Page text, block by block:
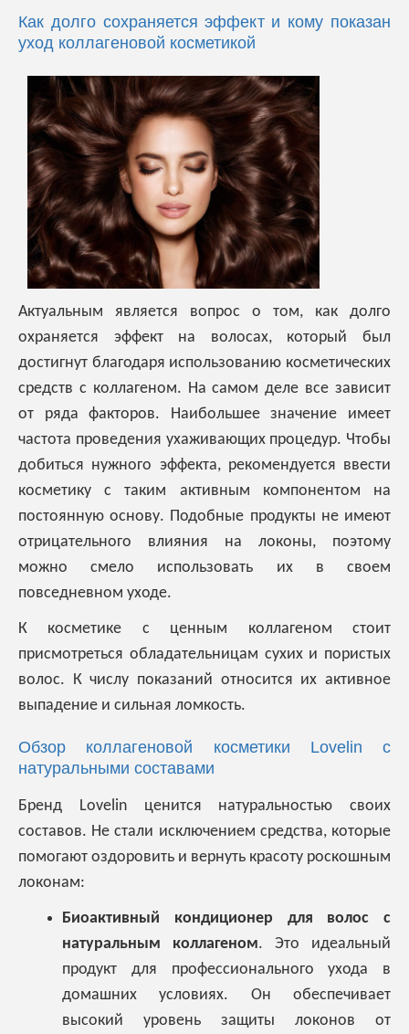
Как долго сохраняется эффект и кому показан
уход коллагеновой косметикой
Актуальным является вопрос о том, как долго
охраняется эффект на волосах, который был
достигнут благодаря использованию косметических
средств с коллагеном. На самом деле все зависит
от ряда факторов. Наибольшее значение имеет
частота проведения ухаживающих процедур. Чтобы
добиться нужного эффекта, рекомендуется ввести
косметику с таким активным компонентом на
постоянную основу. Подобные продукты не имеют
отрицательного влияния на локоны, поэтому
можно смело использовать их в своем
повседневном уходе.
К косметике с ценным коллагеном стоит
присмотреться обладательницам сухих и пористых
волос. К числу показаний относится их активное
выпадение и сильная ломкость.
Обзор коллагеновой косметики Lovelin с
натуральными составами
Бренд Lovelin ценится натуральностью своих
составов. Не стали исключением средства, которые
помогают оздоровить и вернуть красоту роскошным
локонам:
Биоактивный кондиционер для волос с
натуральным коллагеном. Это идеальный
продукт для профессионального ухода в
домашних условиях. Он обеспечивает
высокий уровень защиты локонов от